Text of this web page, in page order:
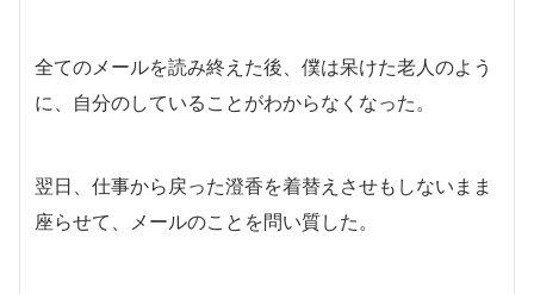
全てのメールを読み終えた後、僕は呆けた老人のよう
に、自分のしていることがわからなくなった。
翌日、仕事から戻った澄香を着替えさせもしないまま
座らせて、メールのことを問い質した。